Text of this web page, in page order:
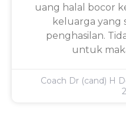
uang halal bocor
keluarga yang
penghasilan.
untuk
Coach Dr (cand) H